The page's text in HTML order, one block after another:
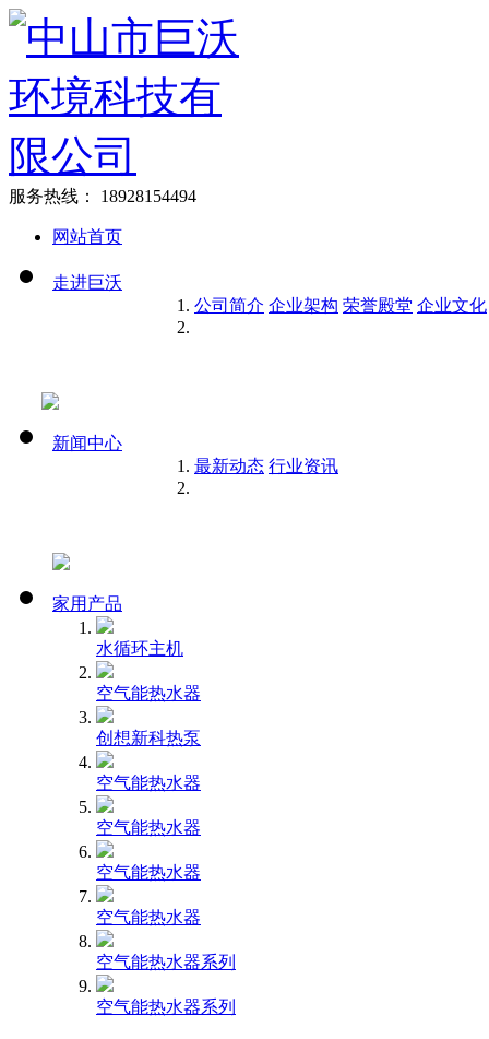
服务热线： 18928154494
网站首页
走进巨沃
公司简介 企业架构 荣誉殿堂 企业文化
新闻中心
最新动态 行业资讯
家用产品
水循环主机
空气能热水器
创想新科热泵
空气能热水器
空气能热水器
空气能热水器
空气能热水器
空气能热水器系列
空气能热水器系列